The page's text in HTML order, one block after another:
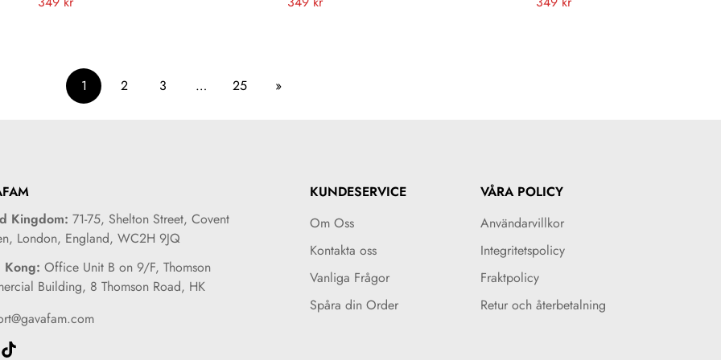
1 2 3 … 25 »
Kingdom: 71-75, Shelton Street, Covent
London, England, WC2H 9JQ
Kong: Office Unit B on 9/F, Thomson
Building, 8 Thomson Road, HK
KUNDESERVICE
Om Oss
Kontakta oss
Vanliga Frågor
Spåra din Order
VÅRA POLICY
Användarvillkor
Integritetspolicy
Fraktpolicy
Retur och återbetalning